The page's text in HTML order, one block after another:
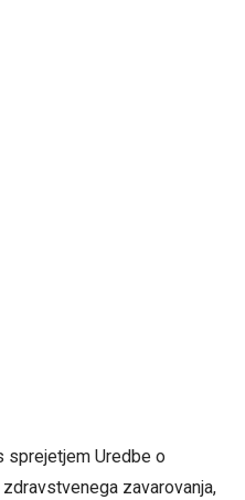
sprejetjem Uredbe o
zavarovanja,